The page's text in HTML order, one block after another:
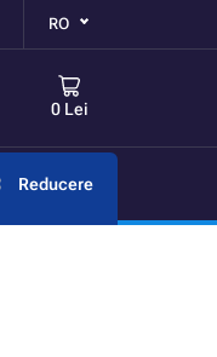
RO
0 Lei
Reducere